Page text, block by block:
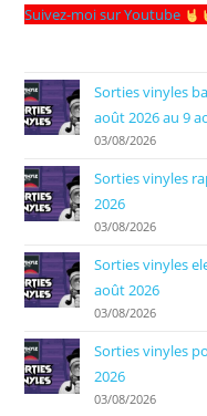
Suivez-moi sur Youtube
Sorties vinyles
août 2026 au 9
03/08/2026
Sorties vinyles
2026
03/08/2026
Sorties vinyles
août 2026
03/08/2026
Sorties vinyles
2026
03/08/2026